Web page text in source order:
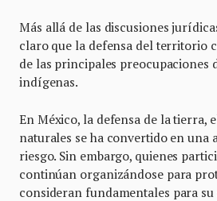
Más allá de las discusiones
claro que la defensa del territorio
de las principales preocupaciones
indígenas.
En México, la defensa de la tierra,
naturales se ha convertido en una
riesgo. Sin embargo, quienes
continúan organizándose para
consideran fundamentales para